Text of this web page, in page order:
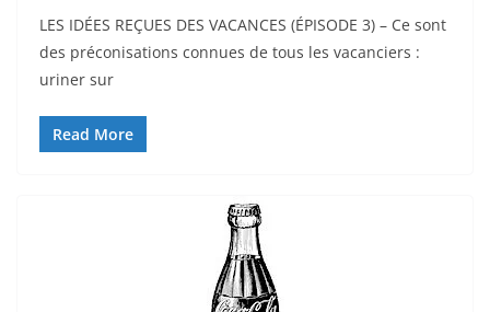
LES IDÉES REÇUES DES VACANCES (ÉPISODE 3) – Ce sont
des préconisations connues de tous les vacanciers :
uriner sur
Read More